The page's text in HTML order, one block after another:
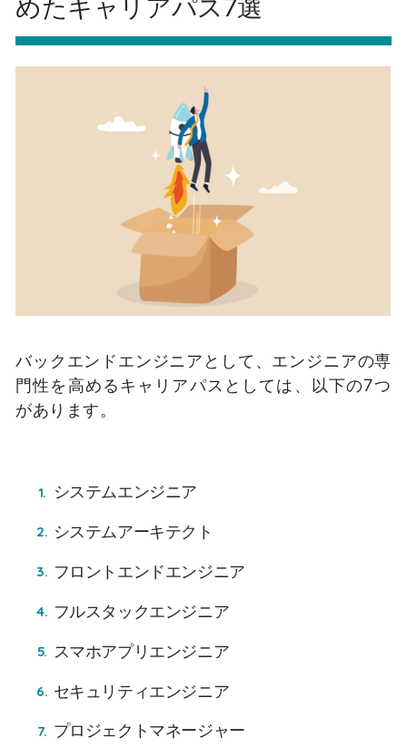
めたキャリアパス7選
バックエンドエンジニアとして、エンジニアの専
門性を高めるキャリアパスとしては、以下の7つ
があります。
システムエンジニア
システムアーキテクト
フロントエンドエンジニア
フルスタックエンジニア
スマホアプリエンジニア
セキュリティエンジニア
プロジェクトマネージャー